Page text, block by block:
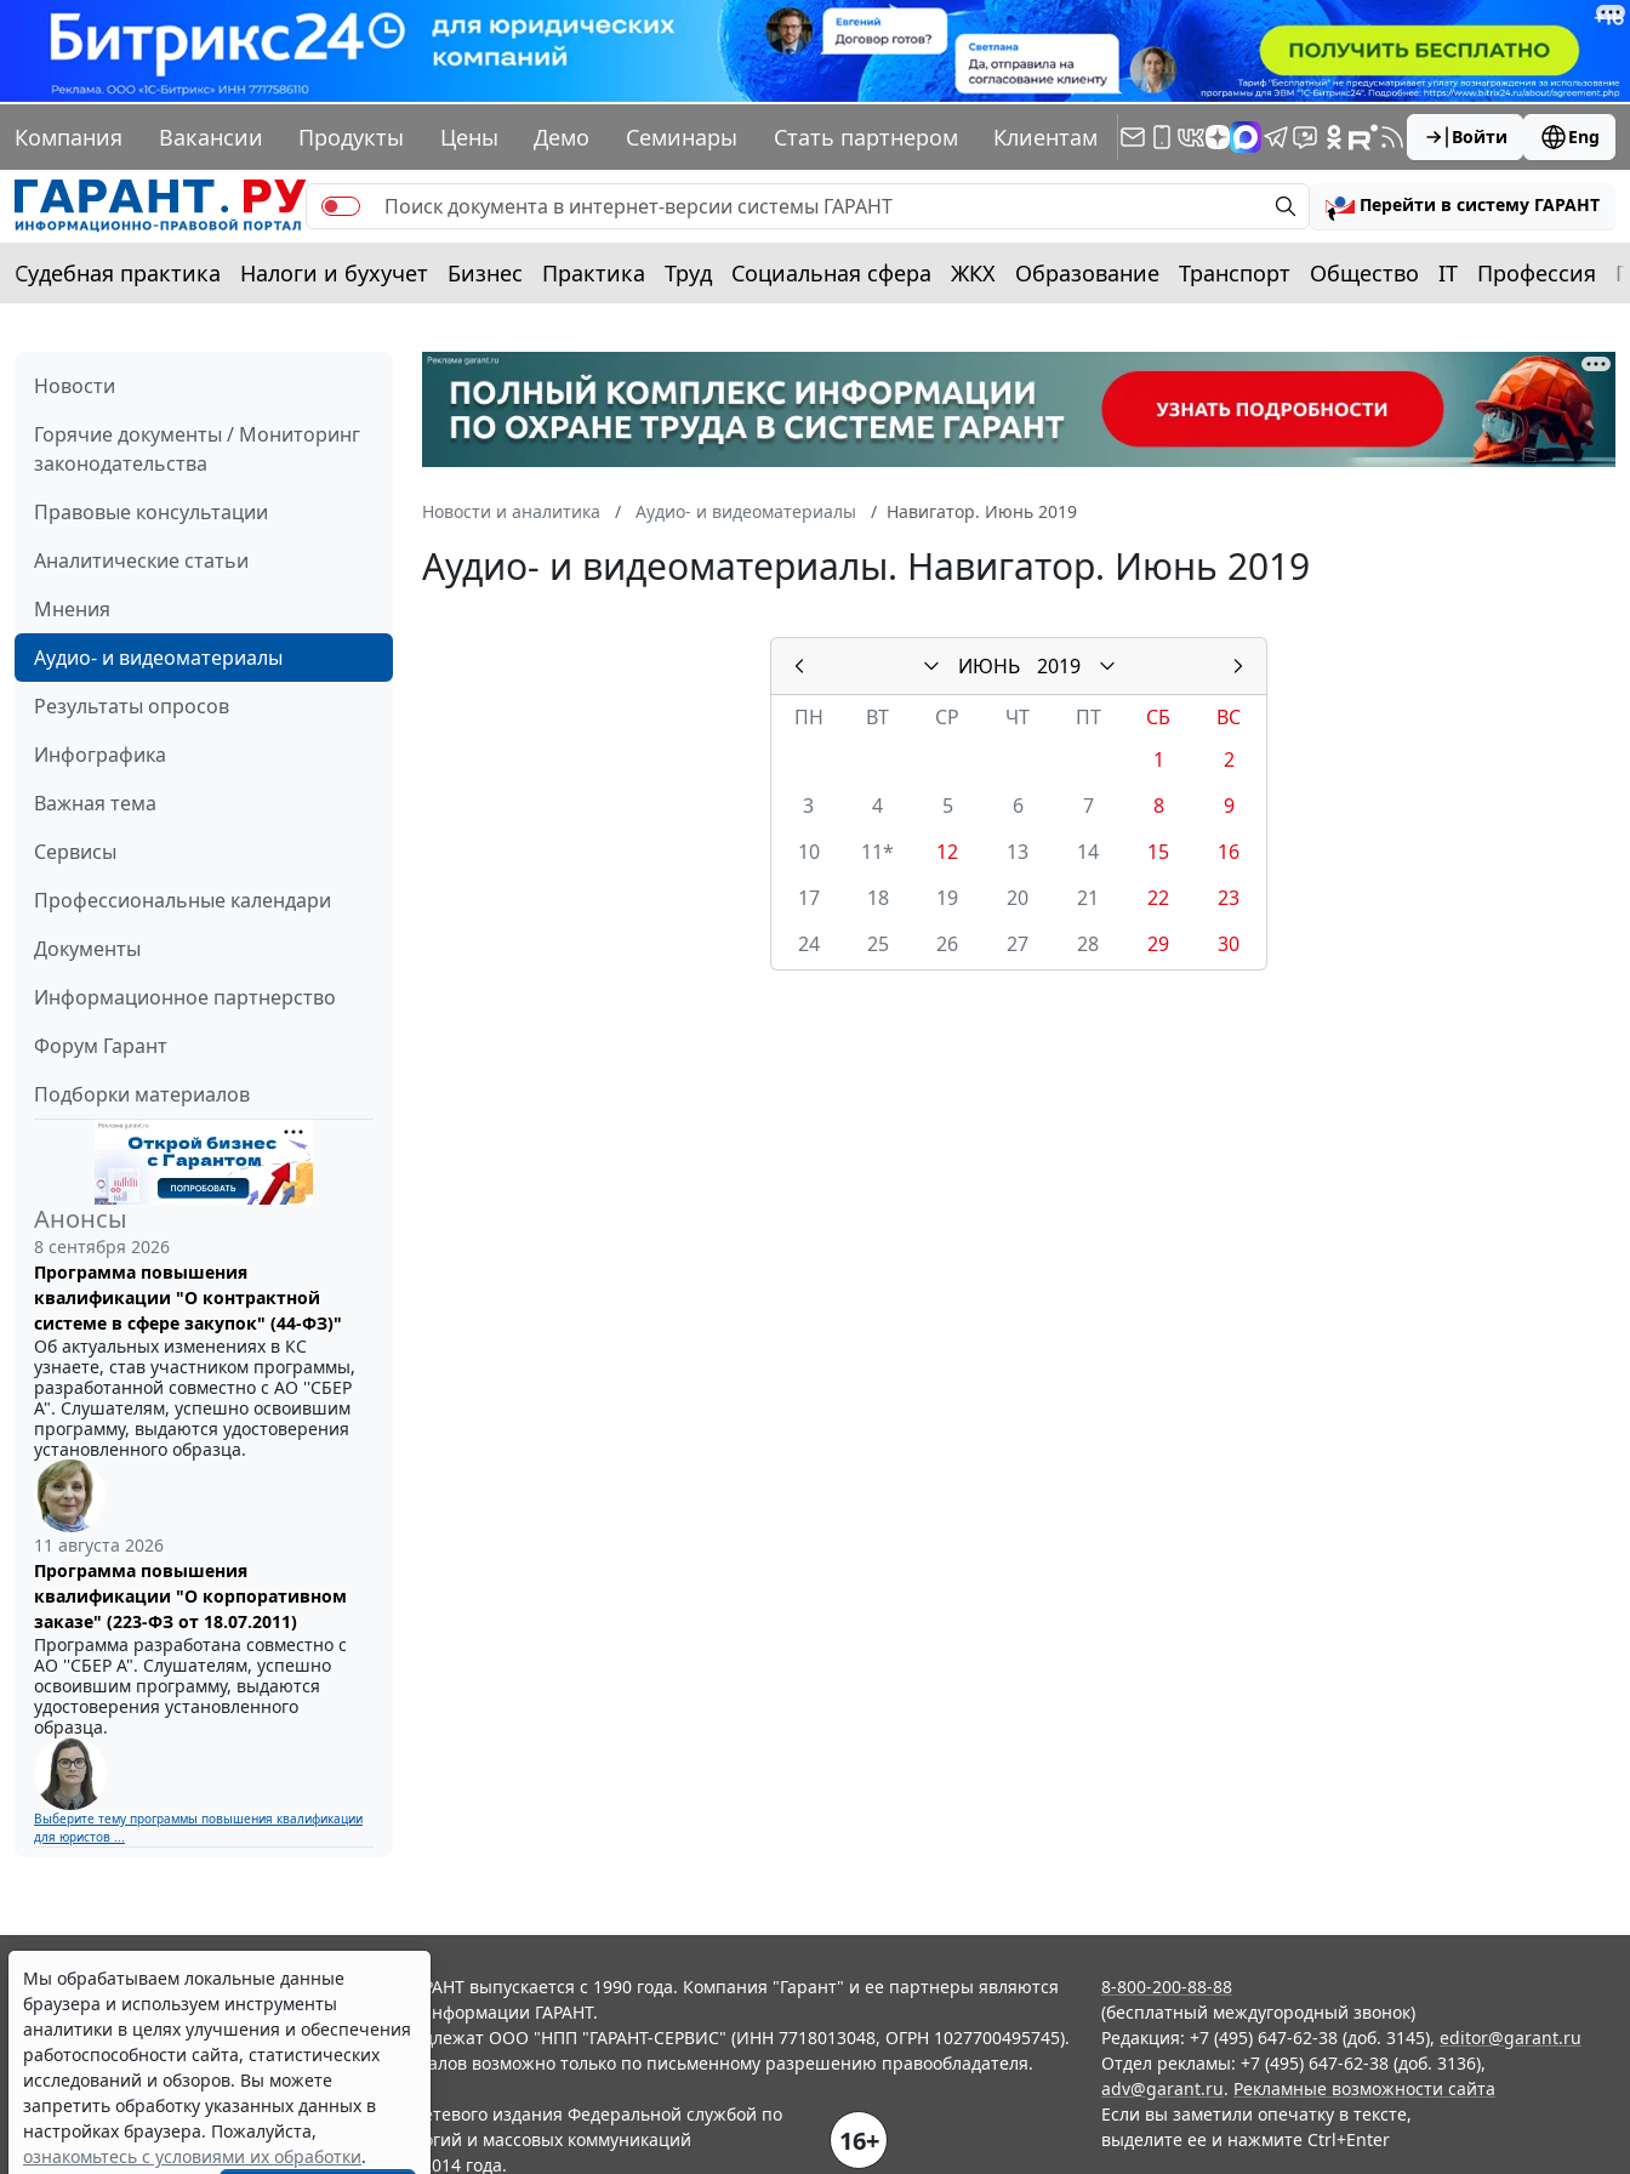
Компания Вакансии Продукты Цены Демо Семинары Стать партнером Клиентам Войти Eng
Перейти в систему ГАРАНТ
Судебная практика Налоги и бухучет Бизнес Практика Труд Социальная сфера ЖКХ Образование Транспорт Общество IT Профессия
Новости
Горячие документы / Мониторинг
законодательства
Правовые консультации
Аналитические статьи
Мнения
Аудио- и видеоматериалы
Результаты опросов
Инфографика
Важная тема
Сервисы
Профессиональные календари
Документы
Информационное партнерство
Форум Гарант
Подборки материалов
Анонсы
8 сентября 2026
Программа повышения
квалификации "О контрактной
системе в сфере закупок" (44-ФЗ)"
Об актуальных изменениях в КС
узнаете, став участником программы,
разработанной совместно с АО ''СБЕР
А". Слушателям, успешно освоившим
программу, выдаются удостоверения
установленного образца.
11 августа 2026
Программа повышения
квалификации "О корпоративном
заказе" (223-ФЗ от 18.07.2011)
Программа разработана совместно с
АО ''СБЕР А". Слушателям, успешно
освоившим программу, выдаются
удостоверения установленного
образца.
Выберите тему программы повышения квалификации
для юристов ...
Новости и аналитика Аудио- и видеоматериалы Навигатор. Июнь 2019
Аудио- и видеоматериалы. Навигатор. Июнь 2019
ИЮНЬ
2019
ПН
ВТ СР ЧТ ПТ СБ
ВС
1
2
3
4 5 6 7 8
9
10
11* 12 13 14 15
16
17
18 19 20 21 22
23
24
25 26 27 28 29 30
Мы обрабатываем локальные данные
браузера и используем инструменты
аналитики в целях улучшения и обеспечения
работоспособности сайта, статистических
исследований и обзоров. Вы можете
запретить обработку указанных данных в
настройках браузера. Пожалуйста,
ознакомьтесь с условиями их обработки.
© ООО "НПП "ГАРАНТ-СЕРВИС", 2026. Система ГАРАНТ выпускается с 1990 года. Компания "Гарант" и ее партнеры являются
участниками Российской ассоциации правовой информации ГАРАНТ.
Все права на материалы сайта ГАРАНТ.РУ принадлежат ООО "НПП "ГАРАНТ-СЕРВИС" (ИНН 7718013048, ОГРН 1027700495745).
Полное или частичное воспроизведение материалов возможно только по письменному разрешению правообладателя.
Правила использования портала.
Портал ГАРАНТ.РУ зарегистрирован в качестве сетевого издания Федеральной службой по
надзору в сфере связи,информационных технологий и массовых коммуникаций
(Роскомнадзором), Эл № ФС77-58365 от 18 июня 2014 года.
16+
8-800-200-88-88
(бесплатный междугородный звонок)
Редакция: +7 (495) 647-62-38 (доб. 3145), editor@garant.ru
Отдел рекламы: +7 (495) 647-62-38 (доб. 3136),
adv@garant.ru. Рекламные возможности сайта
Если вы заметили опечатку в тексте,
выделите ее и нажмите Ctrl+Enter